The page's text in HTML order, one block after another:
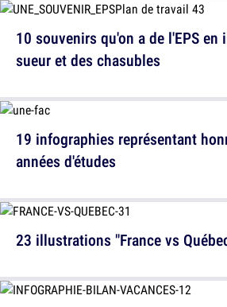
19 infographies représentant
années d'études
10 souvenirs qu'on a de l'EPS
sueur et des chasubles
23 illustrations "France vs